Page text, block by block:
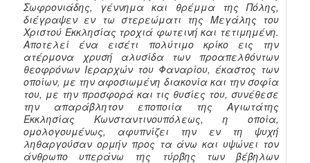
Σωφρονιάδης, γέννημα και θρέμμα της Πόλης,
διέγραψεν εν τω στερεώματι της Μεγάλης του
Χριστού Εκκλησίας τροχιά φωτεινή και τετιμημένη.
Αποτελεί ένα εισέτι πολύτιμο κρίκο εις την
ατέρμονα χρυσή αλυσίδα των προαπελθόντων
θεοφρόνων Ιεραρχών του Φαναρίου, έκαστος των
οποίων, με την αφοσιωμένη διακονία και την σοφία
του, με την προσφορά και τις θυσίες του, συνέθεσε
την απαράβλητον εποποιία της Αγιωτάτης
Εκκλησίας Κωνσταντινουπόλεως, η οποία,
ομολογουμένως, αφυπνίζει την εν τη ψυχή
ληθαργούσαν ορμήν προς τα άνω και υψώνει τον
άνθρωπο υπεράνω της τύρβης των βέβηλων